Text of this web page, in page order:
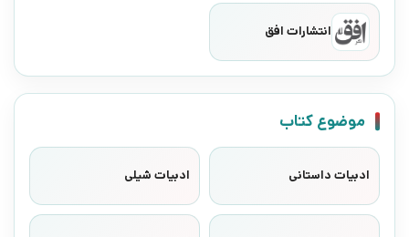
انتشارات افق
موضوع کتاب
ادبیات داستانی ادبیات شیلی